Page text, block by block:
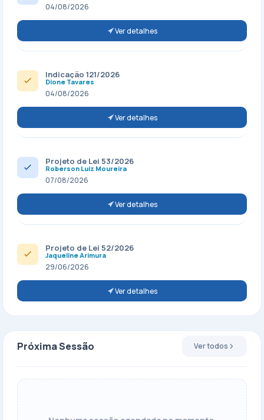
04/08/2026
Ver detalhes
Indicação 121/2026
Dione Tavares
04/08/2026
Ver detalhes
Projeto de Lei 53/2026
Roberson Luiz Moureira
07/08/2026
Ver detalhes
Projeto de Lei 52/2026
Jaqueline Arimura
29/06/2026
Ver detalhes
Próxima Sessão Ver todos